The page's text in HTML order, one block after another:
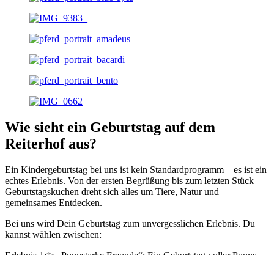
Wie sieht ein Geburtstag auf dem
Reiterhof aus?
Ein Kindergeburtstag bei uns ist kein Standardprogramm – es ist ein
echtes Erlebnis. Von der ersten Begrüßung bis zum letzten Stück
Geburtstagskuchen dreht sich alles um Tiere, Natur und
gemeinsames Entdecken.
Bei uns wird Dein Geburtstag zum unvergesslichen Erlebnis. Du
kannst wählen zwischen: